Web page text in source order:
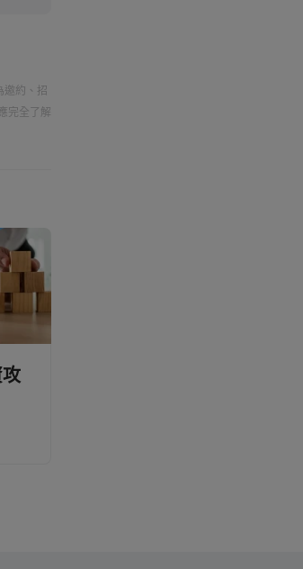
邀約、招
完全了解
標，以
並了解